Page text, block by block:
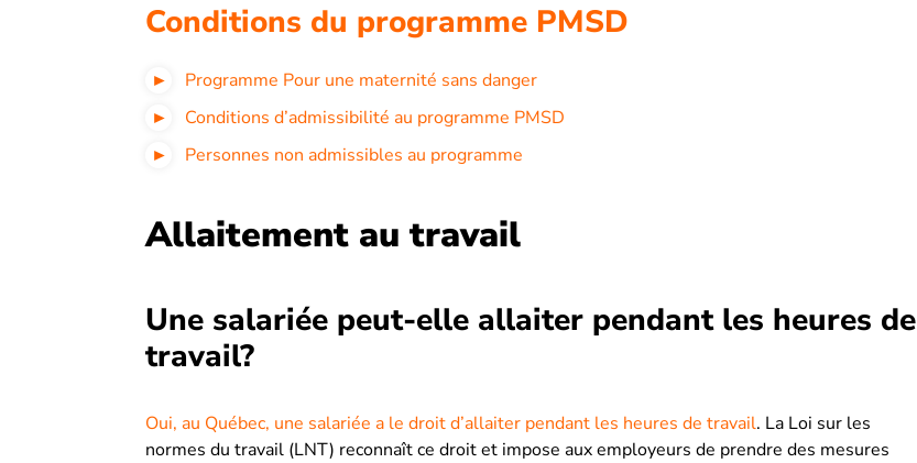
Conditions du programme PMSD
Programme Pour une maternité sans danger
Conditions d’admissibilité au programme PMSD
Personnes non admissibles au programme
Allaitement au travail
Une salariée peut-elle allaiter pendant les heures de
travail?
Oui, au Québec, une salariée a le droit d’allaiter pendant les heures de travail. La Loi sur les
normes du travail (LNT) reconnaît ce droit et impose aux employeurs de prendre des mesures